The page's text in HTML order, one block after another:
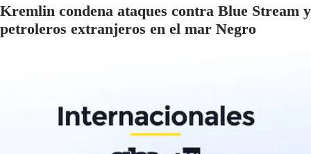
Kremlin condena ataques contra Blue Stream y
petroleros extranjeros en el mar Negro